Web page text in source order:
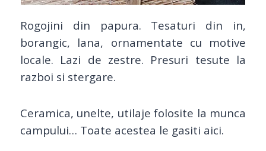
Rogojini din papura. Tesaturi din in,
borangic, lana, ornamentate cu motive
locale. Lazi de zestre. Presuri tesute la
razboi si stergare.
Ceramica, unelte, utilaje folosite la munca
campului… Toate acestea le gasiti aici.